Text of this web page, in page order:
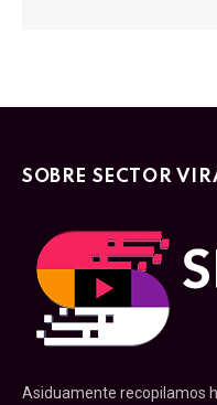
SOBRE SECTOR
Asiduamente recopilamos